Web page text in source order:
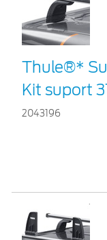
Thule®*
Kit suport
2043196